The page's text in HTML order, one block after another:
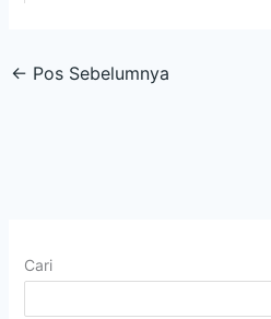
← Pos Sebelumnya
Cari